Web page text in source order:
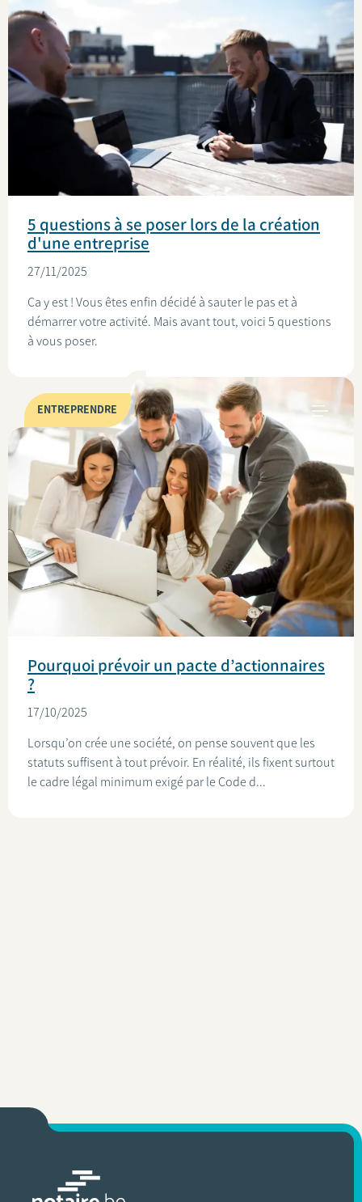
5 questions à se poser lors de la création
d'une entreprise
27/11/2025
Ça y est ! Vous êtes enfin décidé à sauter le pas et à
démarrer votre activité. Mais avant tout, voici 5 questions
à vous poser.
ENTREPRENDRE
Pourquoi prévoir un pacte d’actionnaires
?
17/10/2025
Lorsqu’on crée une société, on pense souvent que les
statuts suffisent à tout prévoir. En réalité, ils fixent surtout
le cadre légal minimum exigé par le Code d...